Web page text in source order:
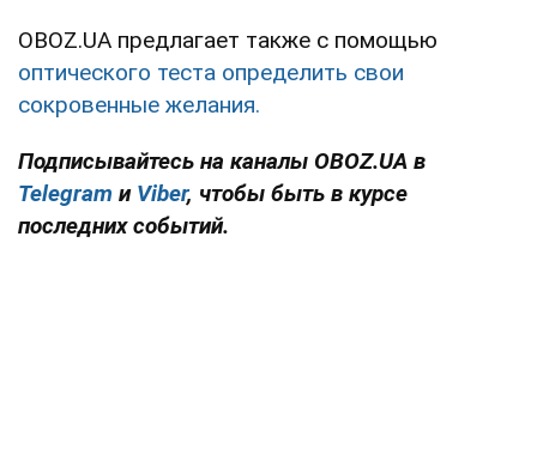
OBOZ.UA предлагает также с помощью
оптического теста определить свои
сокровенные желания.
Подписывайтесь на каналы OBOZ.UA в
Telegram и Viber, чтобы быть в курсе
последних событий.